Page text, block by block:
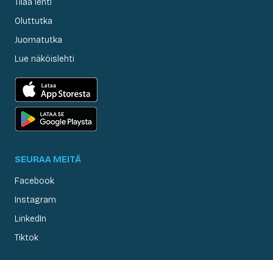
Tilaa lehti
Oluttutka
Juomatutka
Lue näköislehti
SEURAA MEITÄ
Facebook
Instagram
LinkedIn
Tiktok